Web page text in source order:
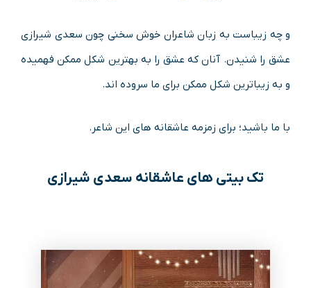
و چه زیباست به زبان شاعران خوش سخنی چون سعدی شیرازی
عشق را شنیدن. آنان که عشق را به بهترین شکل ممکن فهمیده
و به زیباترین شکل ممکن برای ما سروده اند.
با ما باشید؛ برای زمزمه عاشقانه های این شاعر.
تک بیتی های عاشقانه سعدی شیرازی